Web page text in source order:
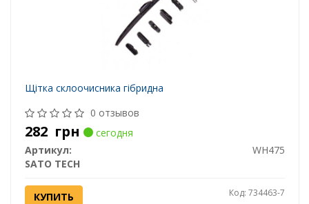
Щітка склоочисника гібридна
0 отзывов
282 грн
сегодня
Артикул:
WH475
SATO TECH
КУПИТЬ Код: 734463-7